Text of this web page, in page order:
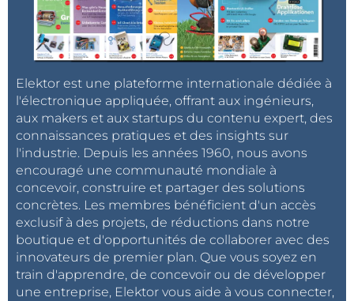
composant l’armature.
Ce procédé encore expérimental pourra être utilisé
pour assembler et déplacer des éléments
Elektor est une plateforme internationale dédiée à
l'électronique appliquée, offrant aux ingénieurs,
aux makers et aux startups du contenu expert, des
connaissances pratiques et des insights sur
l'industrie. Depuis les années 1960, nous avons
encouragé une communauté mondiale à
concevoir, construire et partager des solutions
concrètes. Les membres bénéficient d'un accès
exclusif à des projets, de réductions dans notre
boutique et d'opportunités de collaborer avec des
innovateurs de premier plan. Que vous soyez en
train d'apprendre, de concevoir ou de développer
une entreprise, Elektor vous aide à vous connecter,